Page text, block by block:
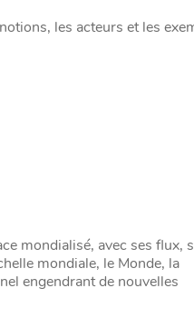
les acteurs et les
mondialisé, avec ses flux,
mondiale, le Monde, la
engendrant de nouvelles